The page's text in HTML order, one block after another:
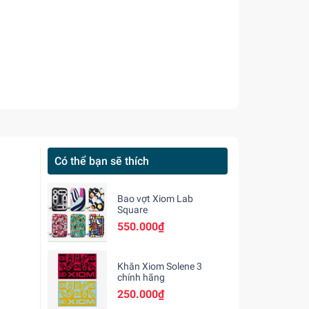
Có thể bạn sẽ thích
Bao vợt Xiom Lab
Square
550.000₫
Khăn Xiom Solene 3
chính hãng
250.000₫